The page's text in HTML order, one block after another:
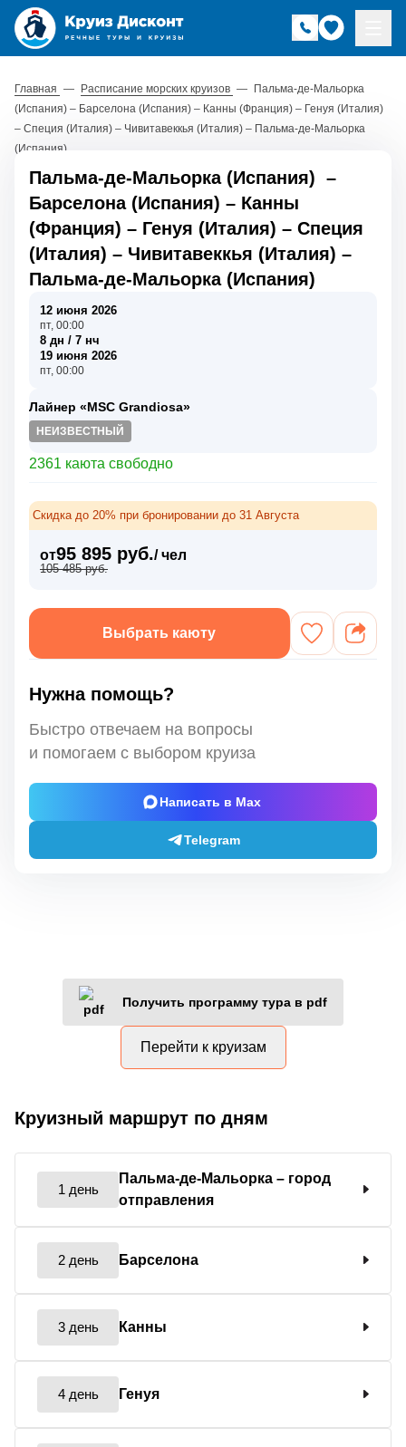
Главная — Расписание морских круизов — Пальма-де-Мальорка
(Испания) – Барселона (Испания) – Канны (Франция) – Генуя (Италия)
– Специя (Италия) – Чивитавеккья (Италия) – Пальма-де-Мальорка
(Испания)
Пальма-де-Мальорка (Испания) –
Барселона (Испания) – Канны
(Франция) – Генуя (Италия) – Специя
(Италия) – Чивитавеккья (Италия) –
Пальма-де-Мальорка (Испания)
12 июня 2026
пт, 00:00
8 дн / 7 нч
19 июня 2026
пт, 00:00
Лайнер «MSC Grandiosa»
НЕИЗВЕСТНЫЙ
2361 каюта свободно
Скидка до 20% при бронировании до 31 Августа
от95 895 руб./ чел
105 485 руб.
Выбрать каюту
Нужна помощь?
Быстро отвечаем на вопросы
и помогаем с выбором круиза
Написать в Max
Telegram
Получить программу тура в pdf
Перейти к круизам
Круизный маршрут по дням
1 день
Пальма-де-Мальорка – город
отправления
2 день Барселона
3 день Канны
4 день Генуя